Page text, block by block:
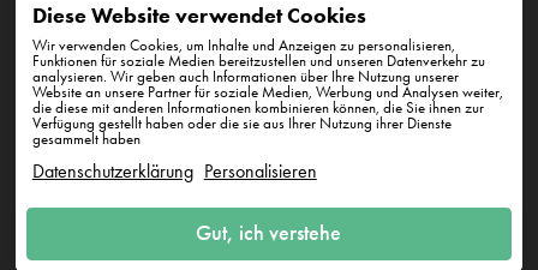
Diese Website verwendet Cookies
Wir verwenden Cookies, um Inhalte und Anzeigen zu personalisieren,
Funktionen für soziale Medien bereitzustellen und unseren Datenverkehr zu
analysieren. Wir geben auch Informationen über Ihre Nutzung unserer
Website an unsere Partner für soziale Medien, Werbung und Analysen weiter,
die diese mit anderen Informationen kombinieren können, die Sie ihnen zur
Verfügung gestellt haben oder die sie aus Ihrer Nutzung ihrer Dienste
gesammelt haben
Datenschutzerklärung Personalisieren
Gut, ich verstehe
Cookie-Richtlinie
Clean Whale CZ s.r.o., IČ: 17345197, CZ17345197
Korunní 1164/49, PSČ: 120 00, Praha 2